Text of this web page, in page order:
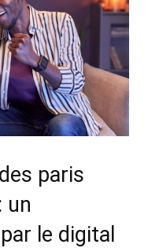
paris
un
le digital